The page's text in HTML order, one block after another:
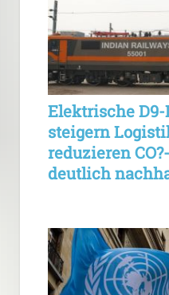
Elektrische
steigern
reduzieren
deutlich